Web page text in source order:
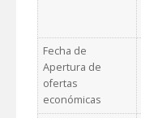
Fecha de
Apertura de
ofertas
económicas